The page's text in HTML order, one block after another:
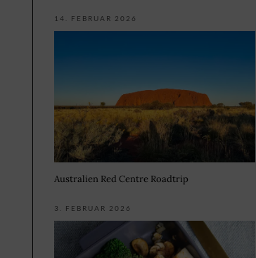
14. FEBRUAR 2026
Australien Red Centre Roadtrip
3. FEBRUAR 2026